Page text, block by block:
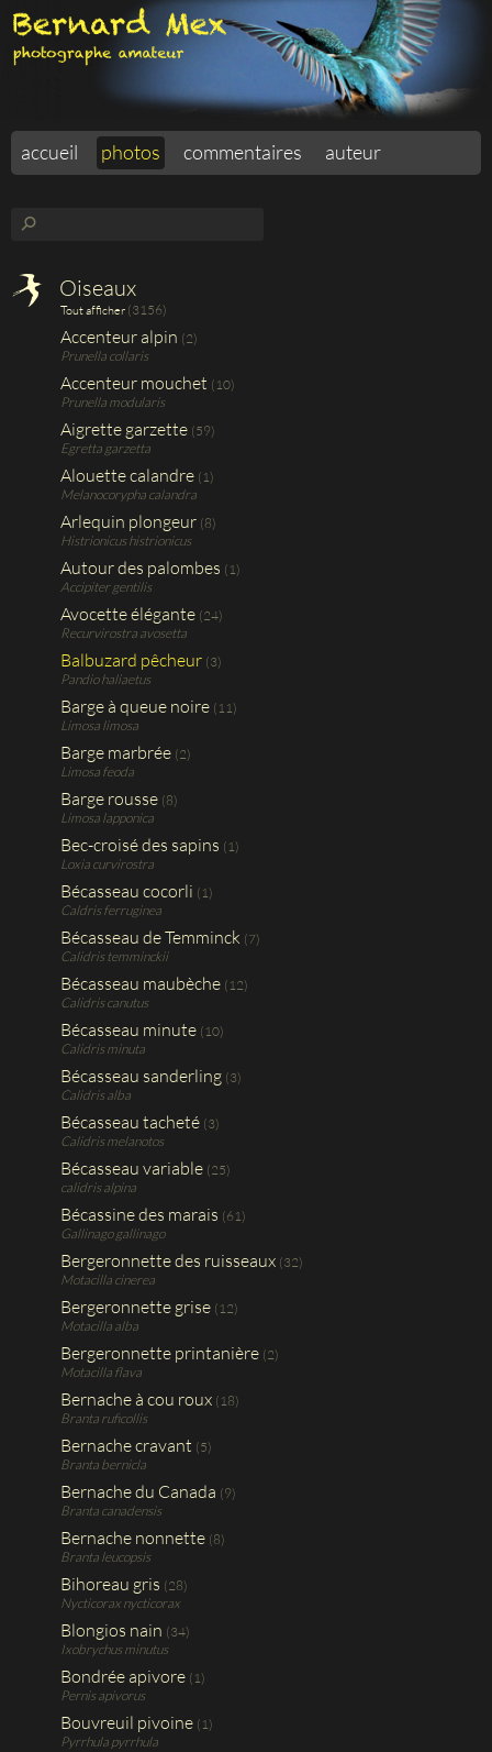
accueil photos commentaires auteur
⚲
Oiseaux
Tout afficher (3156)
Accenteur alpin (2)
Prunella collaris
Accenteur mouchet (10)
Prunella modularis
Aigrette garzette (59)
Egretta garzetta
Alouette calandre (1)
Melanocorypha calandra
Arlequin plongeur (8)
Histrionicus histrionicus
Autour des palombes (1)
Accipiter gentilis
Avocette élégante (24)
Recurvirostra avosetta
Balbuzard pêcheur (3)
Pandio haliaetus
Barge à queue noire (11)
Limosa limosa
Barge marbrée (2)
Limosa feoda
Barge rousse (8)
Limosa lapponica
Bec-croisé des sapins (1)
Loxia curvirostra
Bécasseau cocorli (1)
Caldris ferruginea
Bécasseau de Temminck (7)
Calidris temminckii
Bécasseau maubèche (12)
Calidris canutus
Bécasseau minute (10)
Calidris minuta
Bécasseau sanderling (3)
Calidris alba
Bécasseau tacheté (3)
Calidris melanotos
Bécasseau variable (25)
calidris alpina
Bécassine des marais (61)
Gallinago gallinago
Bergeronnette des ruisseaux (32)
Motacilla cinerea
Bergeronnette grise (12)
Motacilla alba
Bergeronnette printanière (2)
Motacilla flava
Bernache à cou roux (18)
Branta ruficollis
Bernache cravant (5)
Branta bernicla
Bernache du Canada (9)
Branta canadensis
Bernache nonnette (8)
Branta leucopsis
Bihoreau gris (28)
Nycticorax nycticorax
Blongios nain (34)
Ixobrychus minutus
Bondrée apivore (1)
Pernis apivorus
Bouvreuil pivoine (1)
Pyrrhula pyrrhula